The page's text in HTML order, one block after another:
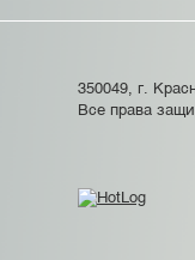
350049, г.
Все права